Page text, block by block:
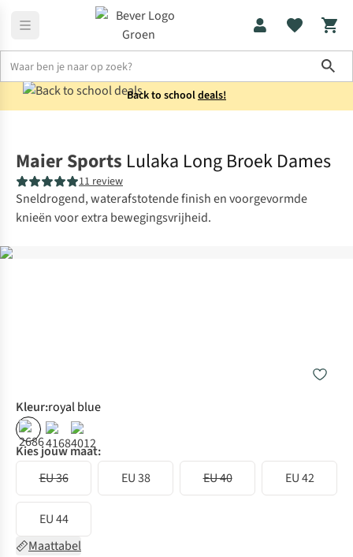
Back to schooldeals!
Maier Sports Lulaka Long Broek Dames
11 review
Sneldrogend, waterafstotende finish en voorgevormde
knieën voor extra bewegingsvrijheid.
Kleur:royal blue
Kies jouw maat:
EU 36
EU 38 EU 40 EU 42
EU 44
Maattabel